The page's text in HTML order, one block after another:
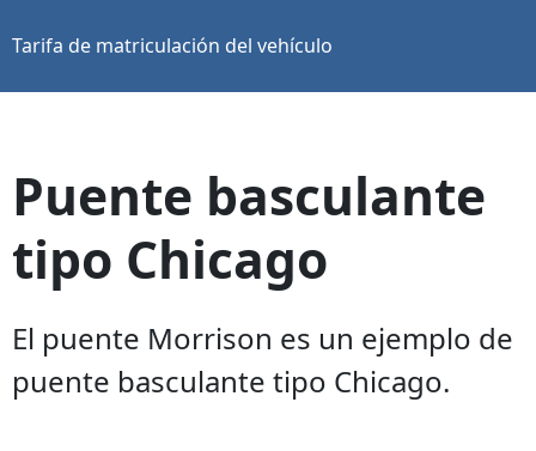
Tarifa de matriculación del vehículo
Puente basculante
tipo Chicago
El puente Morrison es un ejemplo de
puente basculante tipo Chicago.